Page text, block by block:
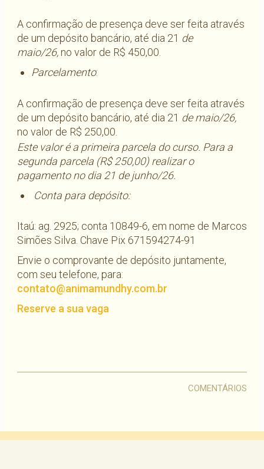
A confirmação de presença deve ser feita através
de um depósito bancário, até dia 21 de
maio/26, no valor de R$ 450,00.
Parcelamento:
A confirmação de presença deve ser feita através
de um depósito bancário, até dia 21 de maio/26,
no valor de R$ 250,00.
Este valor é a primeira parcela do curso. Para a
segunda parcela (R$ 250,00) realizar o
pagamento no dia 21 de junho/26.
Conta para depósito:
Itaú: ag. 2925; conta 10849-6, em nome de Marcos
Simões Silva. Chave Pix 671594274-91
Envie o comprovante de depósito juntamente,
com seu telefone, para:
contato@animamundhy.com.br
Reserve a sua vaga
COMENTÁRIOS